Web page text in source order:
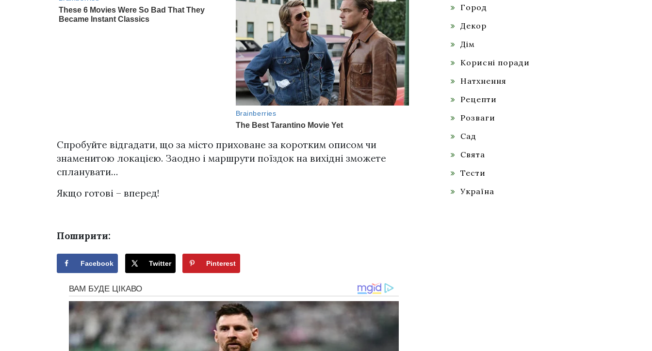
Спробуйте відгадати, що за місто приховане за коротким описом чи
знаменитою локацією. Заодно і маршрути поїздок на вихідні зможете
спланувати…
Якщо готові – вперед!
Поширити:
Facebook Twitter Pinterest
Город
Декор
Дім
Корисні поради
Натхнення
Рецепти
Розваги
Сад
Свята
Тести
Україна